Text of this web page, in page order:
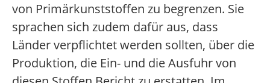
von Primärkunststoffen zu begrenzen. Sie
sprachen sich zudem dafür aus, dass
Länder verpflichtet werden sollten, über die
Produktion, die Ein- und die Ausfuhr von